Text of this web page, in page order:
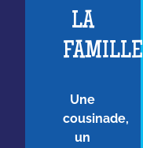
LA
FAMILLE
Une
cousinade,
un